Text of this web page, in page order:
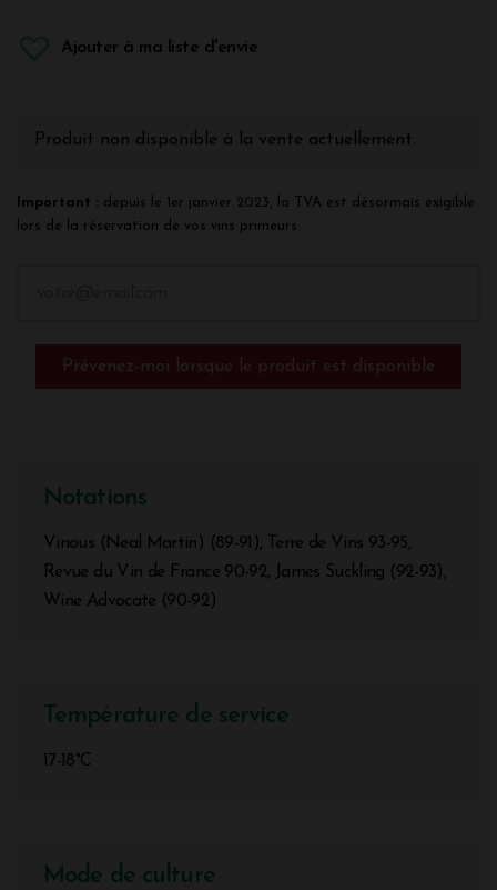
Ajouter à ma liste d'envie
Produit non disponible à la vente actuellement.
Important : depuis le 1er janvier 2023, la TVA est désormais exigible
lors de la réservation de vos vins primeurs.
Prévenez-moi lorsque le produit est disponible
Notations
Vinous (Neal Martin) (89-91), Terre de Vins 93-95,
Revue du Vin de France 90-92, James Suckling (92-93),
Wine Advocate (90-92)
Température de service
17-18°C
Mode de culture